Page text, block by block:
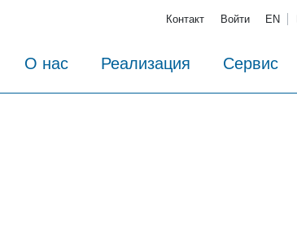
Контакт Войти EN
О нас Реализация Сервис